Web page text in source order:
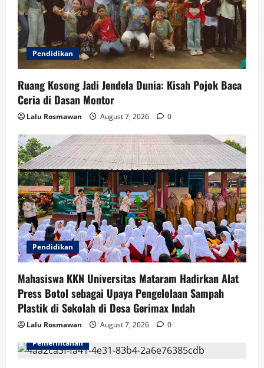
Pendidikan
Ruang Kosong Jadi Jendela Dunia: Kisah Pojok Baca
Ceria di Dasan Montor
Lalu Rosmawan August 7, 2026 0
Pendidikan
Mahasiswa KKN Universitas Mataram Hadirkan Alat
Press Botol sebagai Upaya Pengelolaan Sampah
Plastik di Sekolah di Desa Gerimax Indah
Lalu Rosmawan August 7, 2026
0
Pemerintahan